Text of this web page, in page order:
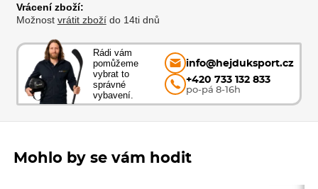
Vrácení zboží:
Možnost vrátit zbožído 14ti dnů
Rádi vám
pomůžeme
vybrat to
správné
vybavení.
info@hejduksport.cz
+420 733 132 833
po-pá 8-16h
Mohlo by se vám hodit